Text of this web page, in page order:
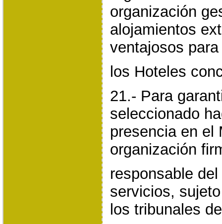
organización
alojamientos
ventajosos
los Hoteles
21.- Para
seleccionado
presencia en el
organización
responsable
servicios,
los tribunales